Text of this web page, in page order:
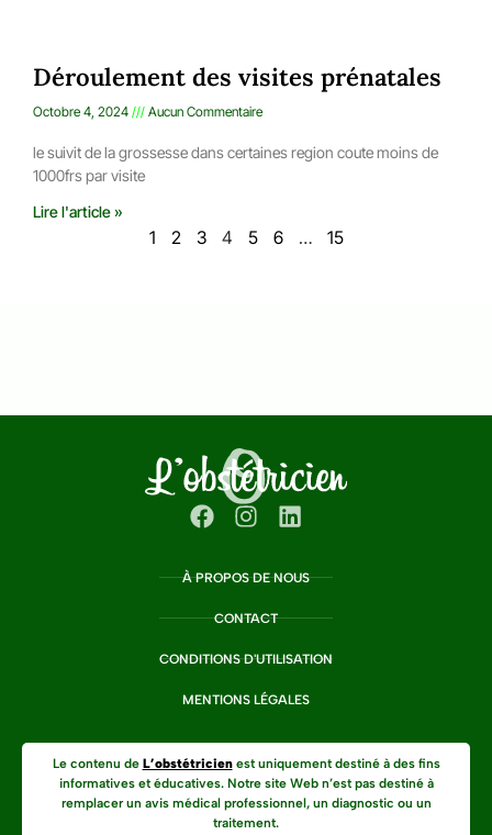
Déroulement des visites prénatales
Octobre 4, 2024 Aucun Commentaire
le suivit de la grossesse dans certaines region coute moins de
1000frs par visite
Lire l'article »
1 2 3 4 5 6 … 15
À PROPOS DE NOUS
CONTACT
CONDITIONS D'UTILISATION
MENTIONS LÉGALES
Le contenu de L’obstétricienest uniquement destiné à des fins
informatives et éducatives. Notre site Web n’est pas destiné à
remplacer un avis médical professionnel, un diagnostic ou un
traitement.